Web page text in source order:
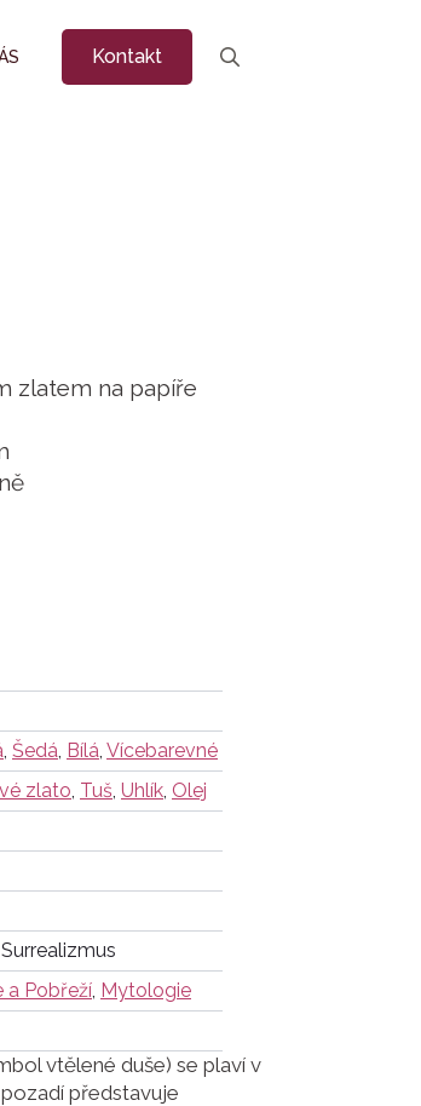
Kontakt
zlatem na papíře
, Šedá, Bílá, Vícebarevné
zlato, Tuš, Uhlík, Olej
a Pobřeží, Mytologie
vtělené duše) se plaví v
představuje